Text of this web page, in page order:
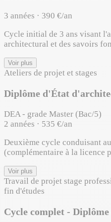
3 années · 390 €/an
Cycle initial de 3 ans visant
architectural et des savoirs
Voir plus
Ateliers de projet et stages
Diplôme d'État
DEA - grade Master (Bac/5)
2 années · 535 €/an
Deuxième cycle conduisant
(complémentaire à la licence
Voir plus
Travail de projet stage
fin d'études
Cycle complet -